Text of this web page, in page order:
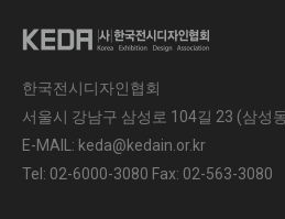
한국전시디자인협회
서울시 강남구 삼성로 104길 23 (삼성
E-MAIL: keda@kedain.or.kr
Tel: 02-6000-3080 Fax: 02-563-3080